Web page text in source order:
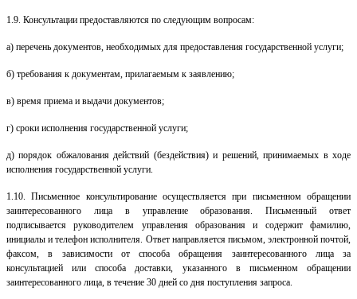
1.9. Консультации предоставляются по следующим вопросам:
а) перечень документов, необходимых для предоставления государственной услуги;
б) требования к документам, прилагаемым к заявлению;
в) время приема и выдачи документов;
г) сроки исполнения государственной услуги;
д) порядок обжалования действий (бездействия) и решений, принимаемых в ходе
исполнения государственной услуги.
1.10. Письменное консультирование осуществляется при письменном обращении
заинтересованного лица в управление образования. Письменный ответ
подписывается руководителем управления образования и содержит фамилию,
инициалы и телефон исполнителя. Ответ направляется письмом, электронной почтой,
факсом, в зависимости от способа обращения заинтересованного лица за
консультацией или способа доставки, указанного в письменном обращении
заинтересованного лица, в течение 30 дней со дня поступления запроса.